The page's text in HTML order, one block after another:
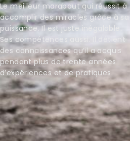
Le meilleur marabout qui réussit à
accomplir des miracles grâce à sa
puissance. Il est juste inégalable.
Ses compétences aussi. Il détient
des connaissances qu’il a acquis
pendant plus de trente années
d’expériences et de pratiques.